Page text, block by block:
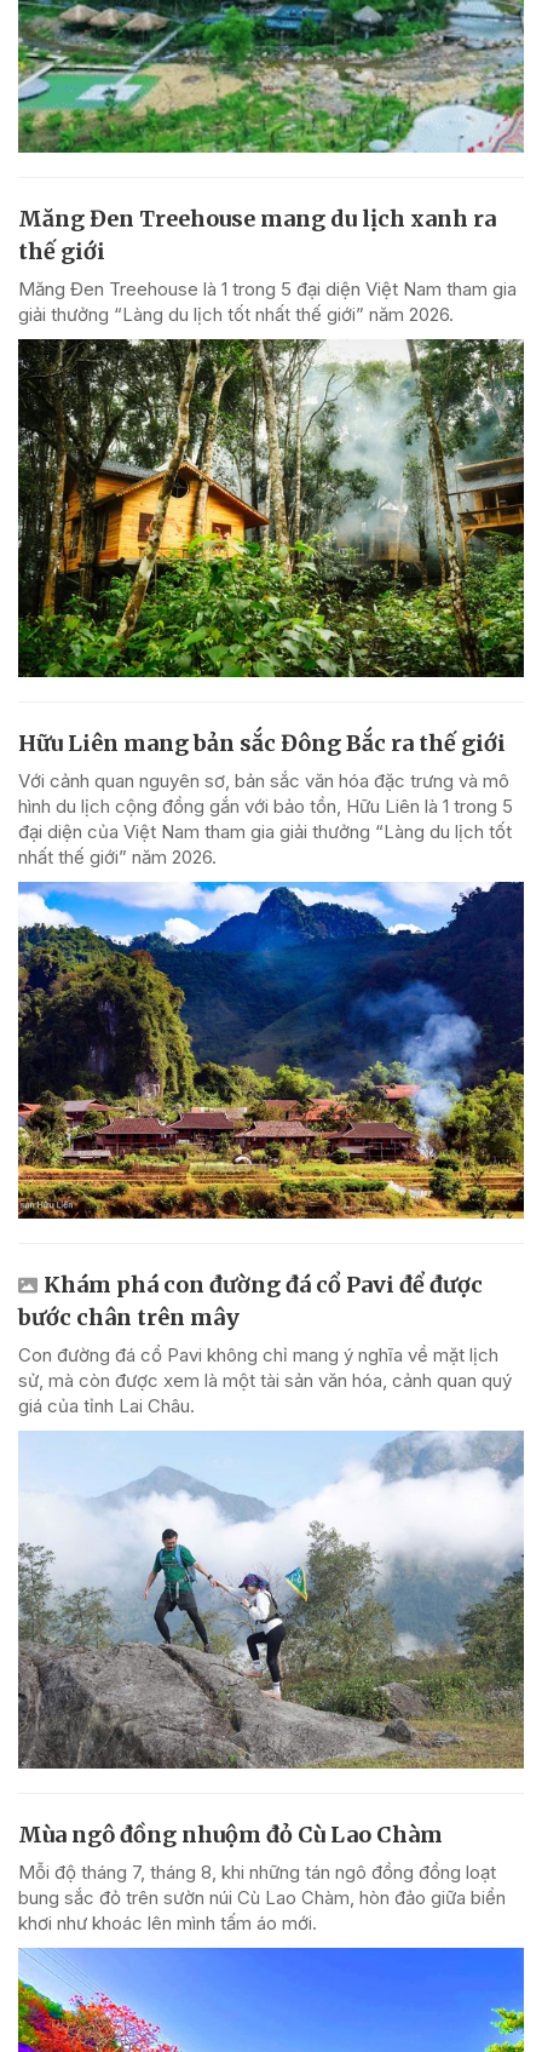
Măng Đen Treehouse mang du lịch xanh ra
thế giới
Măng Đen Treehouse là 1 trong 5 đại diện Việt Nam tham gia
giải thưởng “Làng du lịch tốt nhất thế giới” năm 2026.
Hữu Liên mang bản sắc Đông Bắc ra thế giới
Với cảnh quan nguyên sơ, bản sắc văn hóa đặc trưng và mô
hình du lịch cộng đồng gắn với bảo tồn, Hữu Liên là 1 trong 5
đại diện của Việt Nam tham gia giải thưởng “Làng du lịch tốt
nhất thế giới” năm 2026.
Khám phá con đường đá cổ Pavi để được
bước chân trên mây
Con đường đá cổ Pavi không chỉ mang ý nghĩa về mặt lịch
sử, mà còn được xem là một tài sản văn hóa, cảnh quan quý
giá của tỉnh Lai Châu.
Mùa ngô đồng nhuộm đỏ Cù Lao Chàm
Mỗi độ tháng 7, tháng 8, khi những tán ngô đồng đồng loạt
bung sắc đỏ trên sườn núi Cù Lao Chàm, hòn đảo giữa biển
khơi như khoác lên mình tấm áo mới.